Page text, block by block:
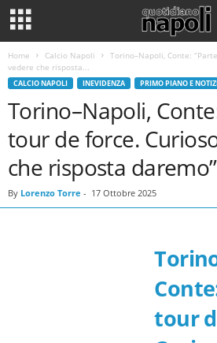
Home Calcio Napoli
Torino–Napoli, Conte:
vedere che risposta...
CALCIO NAPOLI INEVIDENZA PRIMO PIANO E
Torino–Napoli,
tour de force.
che risposta daremo”
By Lorenzo Torre - 17 Ottobre 2025
tour